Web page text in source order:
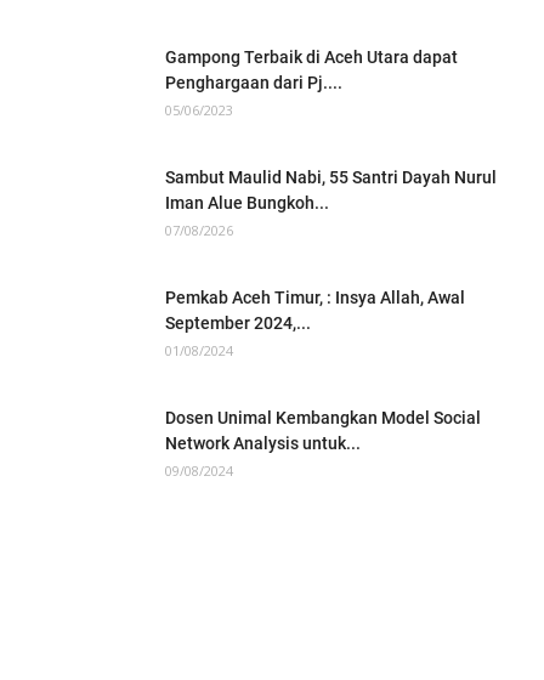
Gampong Terbaik di Aceh Utara dapat
Penghargaan dari Pj....
05/06/2023
Sambut Maulid Nabi, 55 Santri Dayah Nurul
Iman Alue Bungkoh...
07/08/2026
Pemkab Aceh Timur, : Insya Allah, Awal
September 2024,...
01/08/2024
Dosen Unimal Kembangkan Model Social
Network Analysis untuk...
09/08/2024